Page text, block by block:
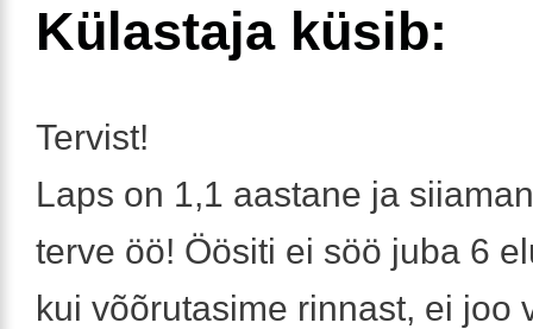
Külastaja küsib:
Tervist!
Laps on 1,1 aastane ja
terve öö! Öösiti ei söö juba 6
kui võõrutasime rinnast, ei joo